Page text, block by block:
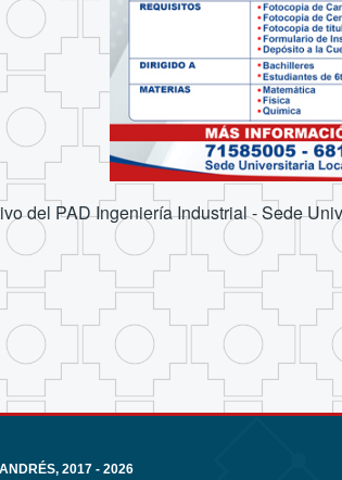
del PAD Ingeniería Industrial - Sede
2017 - 2026